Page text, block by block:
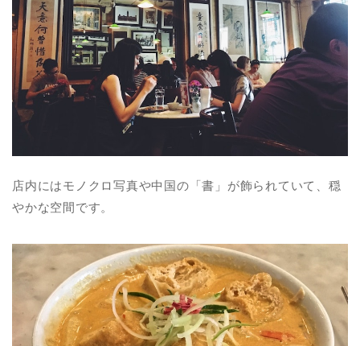
店内にはモノクロ写真や中国の「書」が飾られていて、穏
やかな空間です。